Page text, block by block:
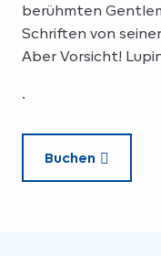
berühmten
Schriften von
Aber Vorsicht!
.
Buchen